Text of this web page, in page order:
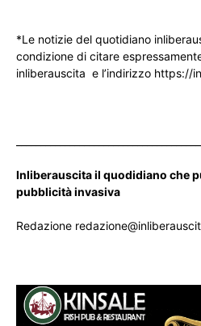
*Le notizie del quotidiano
condizione di citare
inliberauscita e l’indirizzo https://
Inliberauscita il quodidiano che
pubblicità invasiva
Redazione